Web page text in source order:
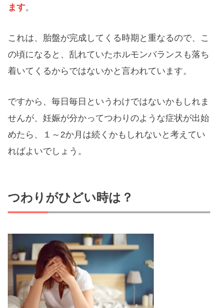
ます。
これは、胎盤が完成してくる時期と重なるので、こ
の頃になると、乱れていたホルモンバランスも落ち
着いてくるからではないかと言われています。
ですから、毎日毎日というわけではないかもしれま
せんが、妊娠が分かってつわりのような症状が出始
めたら、１～2か月は続くかもしれないと考えてい
ればよいでしょう。
つわりがひどい時は？